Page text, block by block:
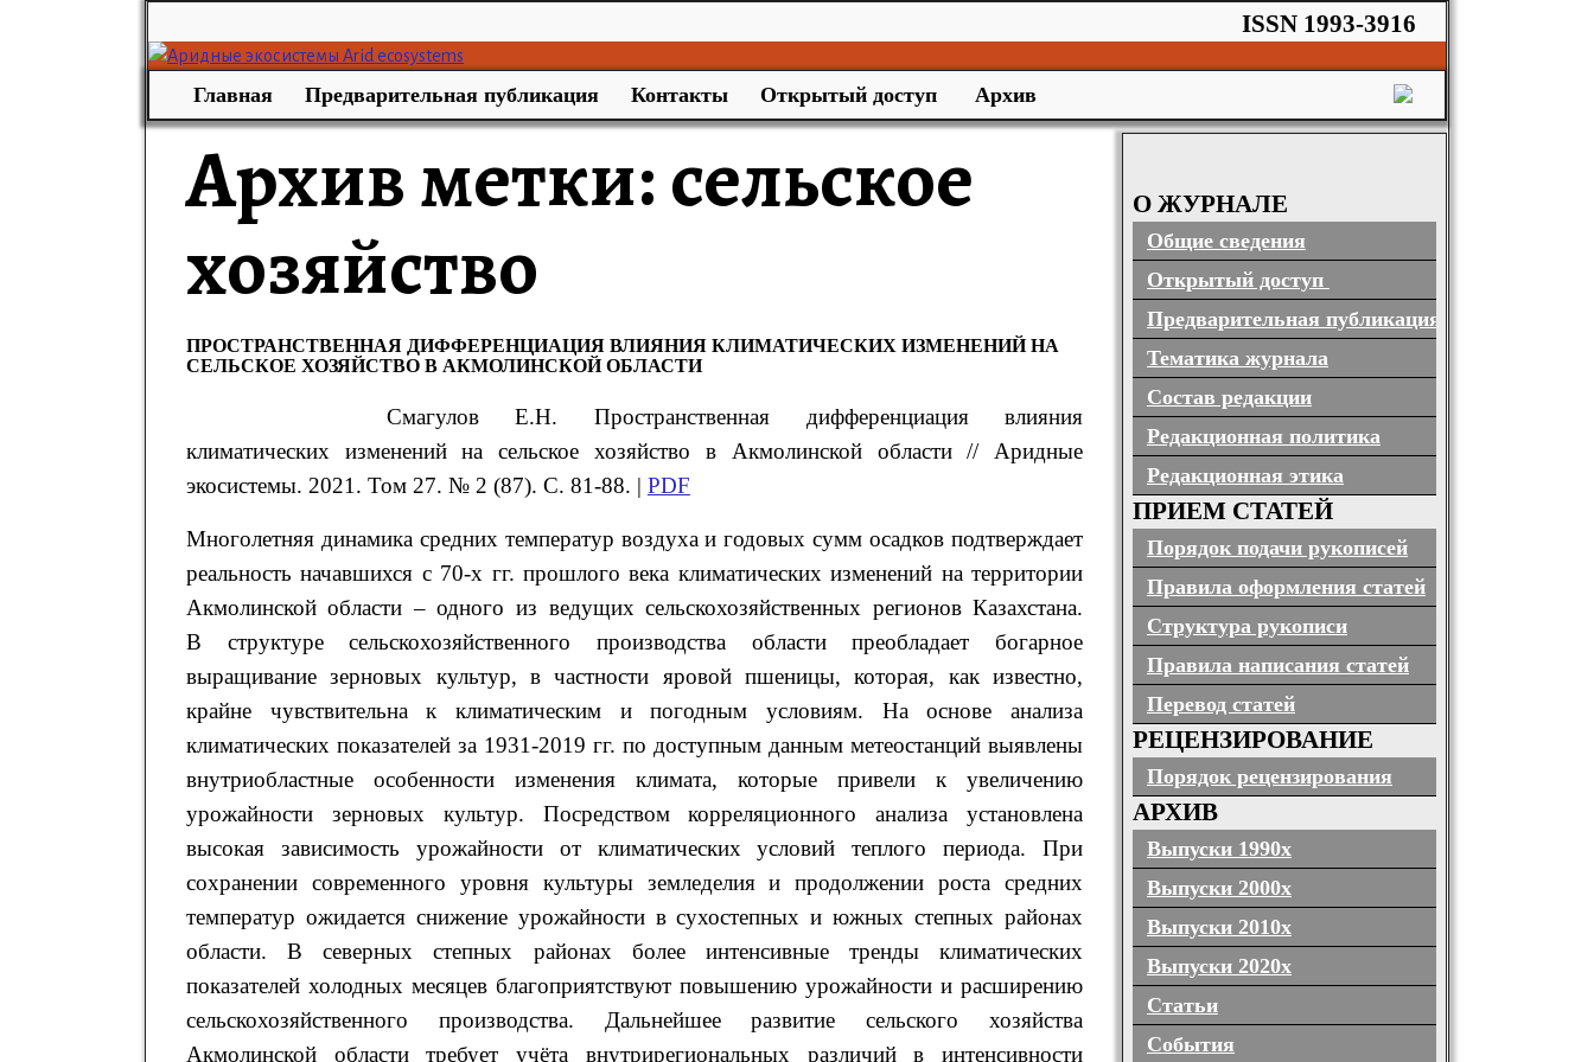
ISSN 1993-3916
Главная Предварительная публикация Контакты Открытый доступ Архив
Архив метки:сельское
хозяйство
ПРОСТРАНСТВЕННАЯ ДИФФЕРЕНЦИАЦИЯ ВЛИЯНИЯ КЛИМАТИЧЕСКИХ ИЗМЕНЕНИЙ НА
СЕЛЬСКОЕ ХОЗЯЙСТВО В АКМОЛИНСКОЙ ОБЛАСТИ
СмагуловЕ.Н. Пространственная дифференциация влияния
климатических изменений на сельское хозяйство в Акмолинской области// Аридные
экосистемы. 2021. Том 27. № 2 (87). С. 81-88. | PDF
Многолетняя динамика средних температур воздуха и годовых сумм осадков подтверждает
реальность начавшихся с 70-х гг. прошлого века климатических изменений на территории
Акмолинской области – одного из ведущих сельскохозяйственных регионов Казахстана.
В структуре сельскохозяйственного производства области преобладает богарное
выращивание зерновых культур, в частности яровой пшеницы, которая, как известно,
крайне чувствительна к климатическим и погодным условиям. На основе анализа
климатических показателей за 1931-2019 гг. по доступным данным метеостанций выявлены
внутриобластные особенности изменения климата, которые привели к увеличению
урожайности зерновых культур. Посредством корреляционного анализа установлена
высокая зависимость урожайности от климатических условий теплого периода. При
сохранении современного уровня культуры земледелия и продолжении роста средних
температур ожидается снижение урожайности в сухостепных и южных степных районах
области. В северных степных районах более интенсивные тренды климатических
показателей холодных месяцев благоприятствуют повышению урожайности и расширению
сельскохозяйственного производства. Дальнейшее развитие сельского хозяйства
Акмолинской области требует учёта внутрирегиональных различий в интенсивности
О ЖУРНАЛЕ
Общие сведения
Открытый доступ
Предварительная публикация
Тематика журнала
Состав редакции
Редакционная политика
Редакционная этика
ПРИЕМ СТАТЕЙ
Порядок подачи рукописей
Правила оформления статей
Структура рукописи
Правила написания статей
Перевод статей
РЕЦЕНЗИРОВАНИЕ
Порядок рецензирования
АРХИВ
Выпуски 1990х
Выпуски 2000х
Выпуски 2010х
Выпуски 2020х
Статьи
События